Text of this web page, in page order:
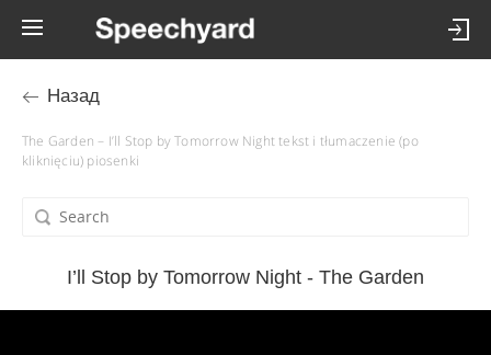
Назад
The Garden – I’ll Stop by Tomorrow Night tekst i tłumaczenie (po
kliknięciu) piosenki
I’ll Stop by Tomorrow Night - The Garden